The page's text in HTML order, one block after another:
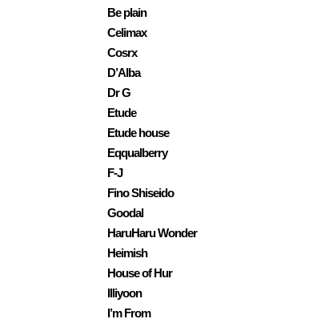
Be plain
Celimax
Cosrx
D’Alba
Dr G
Etude
Etude house
Eqqualberry
F-J
Fino Shiseido
Goodal
HaruHaru Wonder
Heimish
House of Hur
Illiyoon
I’m From